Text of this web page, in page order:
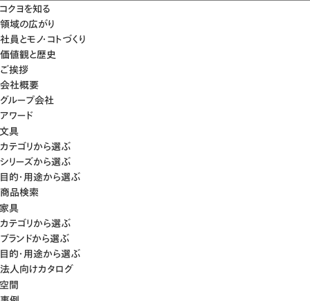
コクヨを知る
領域の広がり
社員とモノ・コトづくり
価値観と歴史
ご挨拶
会社概要
グループ会社
アワード
文具
カテゴリから選ぶ
シリーズから選ぶ
目的・用途から選ぶ
商品検索
家具
カテゴリから選ぶ
ブランドから選ぶ
目的・用途から選ぶ
法人向けカタログ
空間